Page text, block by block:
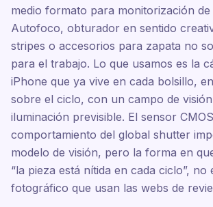
medio formato para monitorización
Autofoco, obturador en sentido
stripes o accesorios para zapata no
para el trabajo. Lo que usamos es la
iPhone que ya vive en cada bolsillo,
sobre el ciclo, con un campo de
iluminación previsible. El sensor
comportamiento del global shutter
modelo de visión, pero la forma en
“la pieza está nítida en cada ciclo”,
fotográfico que usan las webs de